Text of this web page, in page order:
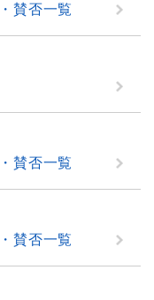
賛否一覧
賛否一覧
賛否一覧